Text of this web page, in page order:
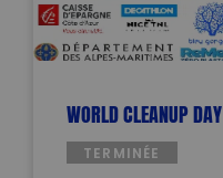
WORLD CLEANUP DAY
TERMINÉE